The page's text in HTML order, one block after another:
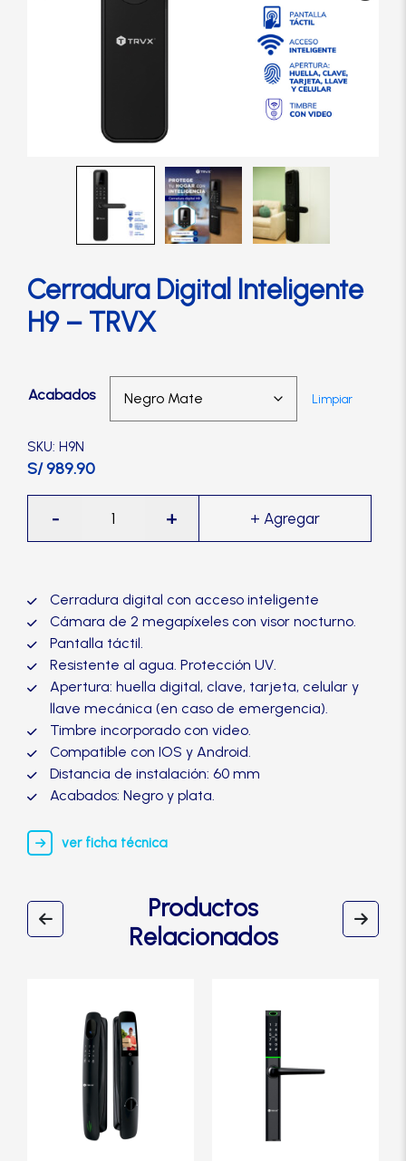
Cerraduras Antipánico
Cerraduras Digitales
Cerrojos
Manillones
Packs
Perillas
SCOLTA
TANKE
Cerradura Digital Inteligente
H9 – TRVX
Acabados Limpiar
SKU: H9N
S/ 989.90
-
Digital
TRVX
cantidad
+
Cerradura digital con acceso inteligente
Cámara de 2 megapíxeles con visor nocturno.
Pantalla táctil.
Resistente al agua. Protección UV.
Apertura: huella digital, clave, tarjeta, celular y
llave mecánica (en caso de emergencia).
Timbre incorporado con video.
Compatible con IOS y Android.
Distancia de instalación: 60 mm
Acabados: Negro y plata.
ver ficha técnica
Productos
Relacionados